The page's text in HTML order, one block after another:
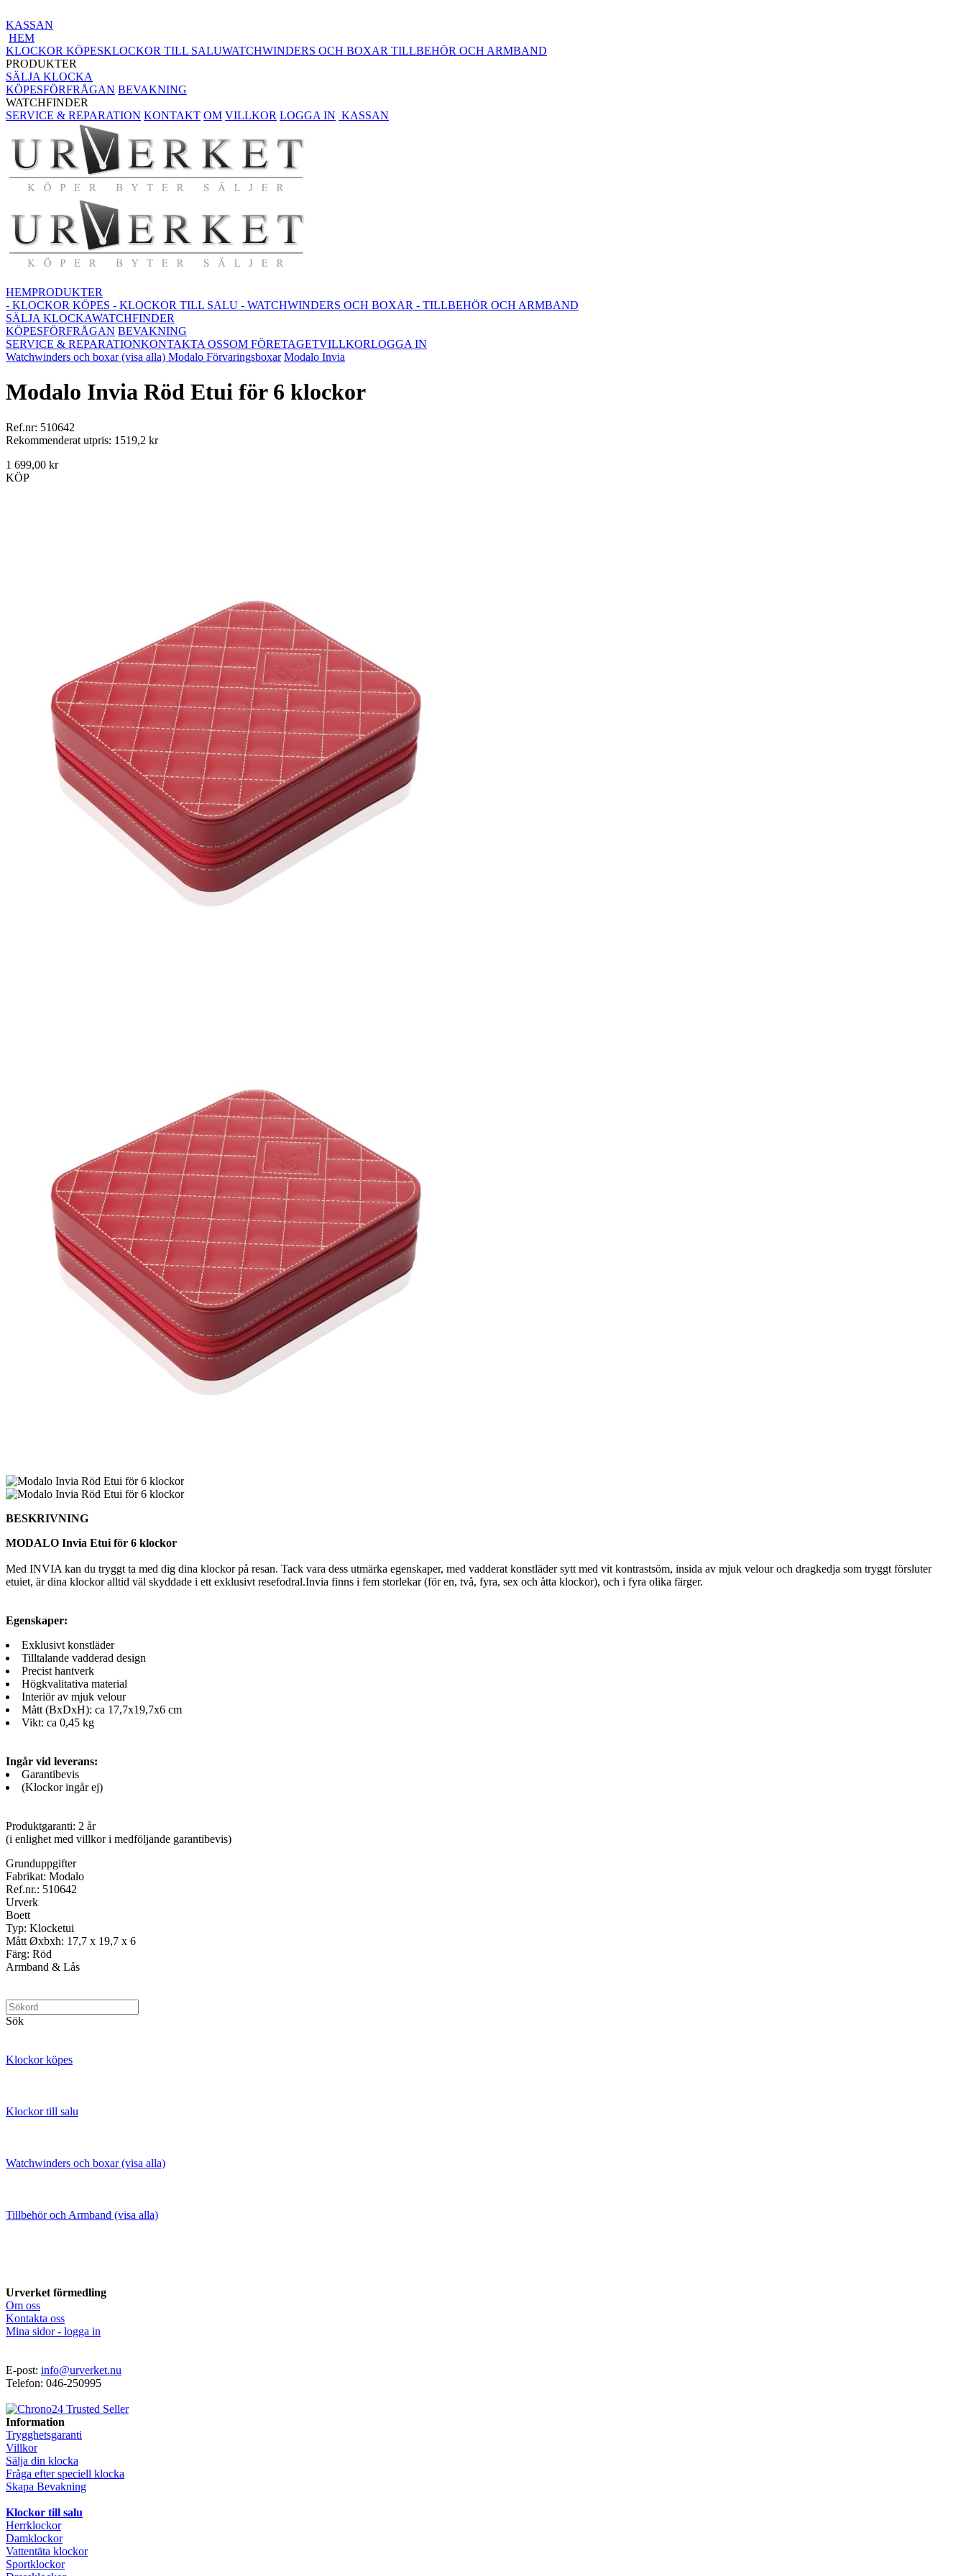
KASSAN
HEM
KLOCKOR KÖPESKLOCKOR TILL SALUWATCHWINDERS OCH BOXAR TILLBEHÖR OCH ARMBAND
PRODUKTER
SÄLJA KLOCKA
KÖPESFÖRFRÅGAN BEVAKNING
WATCHFINDER
SERVICE & REPARATION KONTAKT OM VILLKOR LOGGA IN KASSAN
HEMPRODUKTER
- KLOCKOR KÖPES - KLOCKOR TILL SALU - WATCHWINDERS OCH BOXAR - TILLBEHÖR OCH ARMBAND
SÄLJA KLOCKAWATCHFINDER
KÖPESFÖRFRÅGAN BEVAKNING
SERVICE & REPARATIONKONTAKTA OSSOM FÖRETAGETVILLKORLOGGA IN
Watchwinders och boxar (visa alla) Modalo Förvaringsboxar Modalo Invia
Modalo Invia Röd Etui för 6 klockor
Ref.nr: 510642
Rekommenderat utpris: 1519,2 kr
1 699,00 kr
KÖP
BESKRIVNING
MODALO Invia Etui för 6 klockor
Med INVIA kan du tryggt ta med dig dina klockor på resan. Tack vara dess utmärka egenskaper, med vadderat konstläder sytt med vit kontrastsöm, insida av mjuk velour och dragkedja som tryggt försluter
etuiet, är dina klockor alltid väl skyddade i ett exklusivt resefodral.Invia finns i fem storlekar (för en, två, fyra, sex och åtta klockor), och i fyra olika färger.
Egenskaper:
Exklusivt konstläder
Tilltalande vadderad design
Precist hantverk
Högkvalitativa material
Interiör av mjuk velour
Mått (BxDxH): ca 17,7x19,7x6 cm
Vikt: ca 0,45 kg
Ingår vid leverans:
Garantibevis
(Klockor ingår ej)
Produktgaranti: 2 år
(i enlighet med villkor i medföljande garantibevis)
Grunduppgifter
Fabrikat: Modalo
Ref.nr.: 510642
Urverk
Boett
Typ: Klocketui
Mått Øxbxh: 17,7 x 19,7 x 6
Färg: Röd
Armband & Lås
Sök
Klockor köpes
Klockor till salu
Watchwinders och boxar (visa alla)
Tillbehör och Armband (visa alla)
Urverket förmedling
Om oss
Kontakta oss
Mina sidor - logga in
E-post: info@urverket.nu
Telefon: 046-250995
Information
Trygghetsgaranti
Villkor
Sälja din klocka
Fråga efter speciell klocka
Skapa Bevakning
Klockor till salu
Herrklockor
Damklockor
Vattentäta klockor
Sportklockor